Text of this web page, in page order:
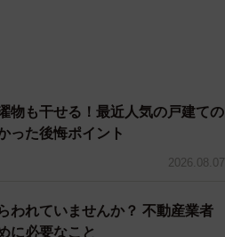
物も干せる！最近人気の戸建ての
った後悔ポイント
2026.08.07
われていませんか？ 不動産業者
に必要なこと